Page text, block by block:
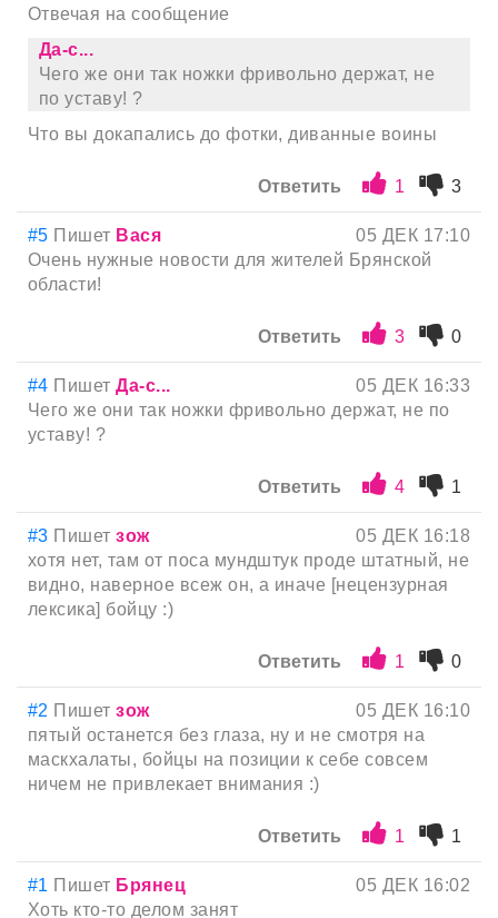
Отвечая на сообщение
Да-с...
Чего же они так ножки фривольно держат, не
по уставу! ?
Что вы докапались до фотки, диванные воины
Ответить 1 3
#5 Пишет Вася
05 ДЕК 17:10
Очень нужные новости для жителей Брянской
области!
Ответить 3 0
#4 ПишетДа-с...
05 ДЕК 16:33
Чего же они так ножки фривольно держат, не по
уставу! ?
Ответить 4 1
#3 Пишетзож
05 ДЕК 16:18
хотя нет, там от поса мундштук проде штатный, не
видно, наверное всеж он, а иначе [нецензурная
лексика] бойцу :)
Ответить 1 0
#2 Пишетзож
05 ДЕК 16:10
пятый останется без глаза, ну и не смотря на
маскхалаты, бойцы на позиции к себе совсем
ничем не привлекает внимания :)
Ответить 1 1
#1 Пишет Брянец
05 ДЕК 16:02
Хоть кто-то делом занят